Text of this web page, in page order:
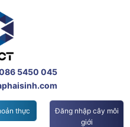
5450 045
thực
Đăng nhập cây môi
giới